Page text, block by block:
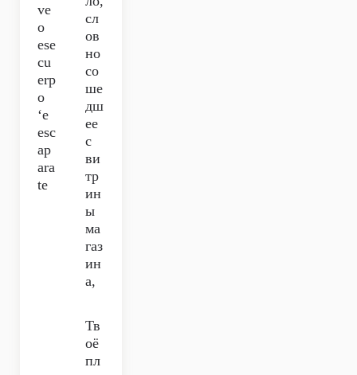
ve
o
ese
cu
erp
o
‘e
esc
ap
ara
te
сл
ов
но
со
ше
дш
ее
с
ви
тр
ин
ы
ма
газ
ин
а,
Тв
оё
пл